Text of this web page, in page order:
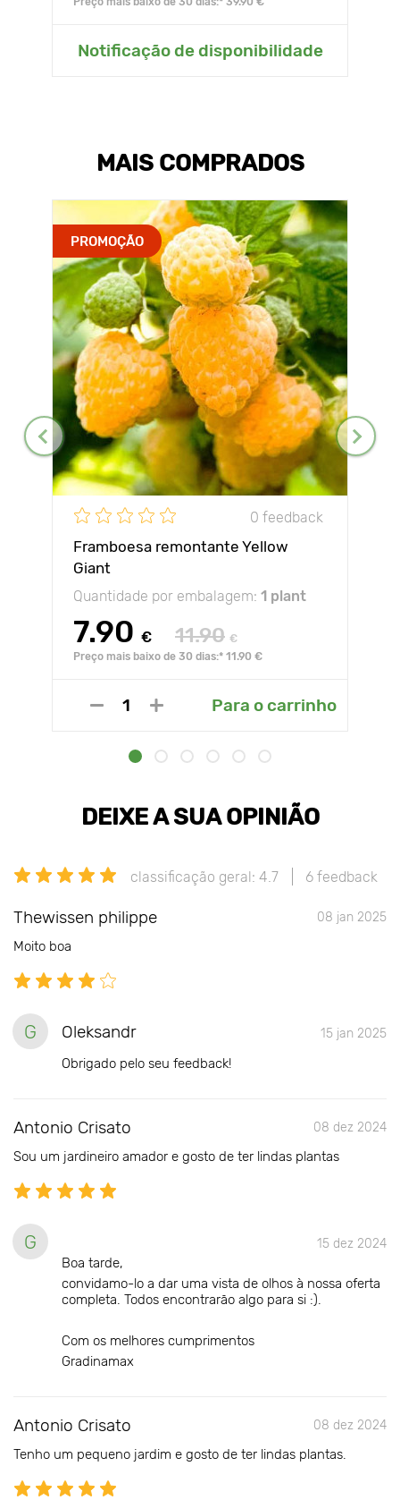
Notificação de disponibilidade
MAIS COMPRADOS
PROMOÇÃO
0 feedback
Framboesa remontante Yellow
Giant
Quantidade por embalagem: 1 plant
7.90 € 11.90 €
Preço mais baixo de 30 dias:* 11.90 €
Para o carrinho
DEIXE A SUA OPINIÃO
classificação geral: 4.7 6 feedback
Thewissen philippe 08 jan 2025
Moito boa
G Oleksandr 15 jan 2025
Obrigado pelo seu feedback!
Antonio Crisato 08 dez 2024
Sou um jardineiro amador e gosto de ter lindas plantas
G 15 dez 2024
Boa tarde,
convidamo-lo a dar uma vista de olhos à nossa oferta
completa. Todos encontrarão algo para si :).
Com os melhores cumprimentos
Gradinamax
Antonio Crisato 08 dez 2024
Tenho um pequeno jardim e gosto de ter lindas plantas.